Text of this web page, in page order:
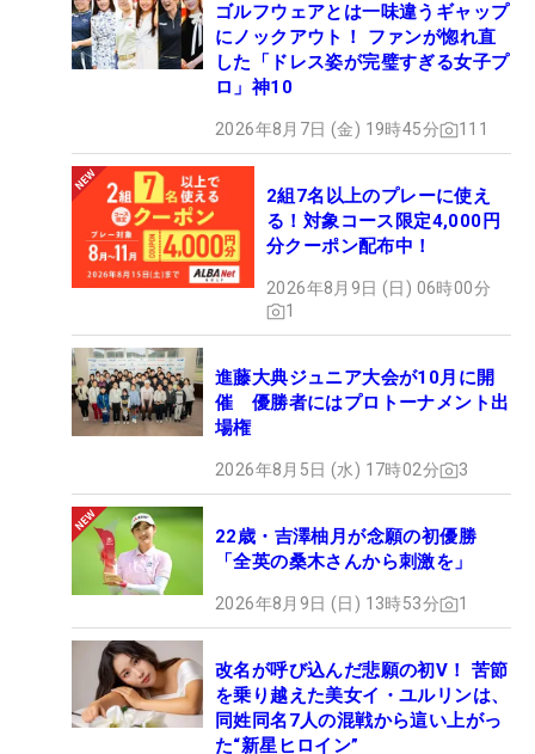
ゴルフウェアとは一味違うギャップ
にノックアウト！ ファンが惚れ直
した「ドレス姿が完璧すぎる女子プ
ロ」神10
2026年8月7日 (金) 19時45分 111
2組7名以上のプレーに使え
る！対象コース限定4,000円
分クーポン配布中！
2026年8月9日 (日) 06時00分
1
進藤大典ジュニア大会が10月に開
催 優勝者にはプロトーナメント出
場権
2026年8月5日 (水) 17時02分 3
22歳・吉澤柚月が念願の初優勝
「全英の桑木さんから刺激を」
2026年8月9日 (日) 13時53分 1
改名が呼び込んだ悲願の初V！ 苦節
を乗り越えた美女イ・ユルリンは、
同姓同名7人の混戦から這い上がっ
た“新星ヒロイン”